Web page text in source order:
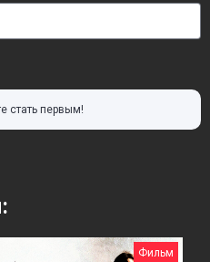
стать первым!
Фильм